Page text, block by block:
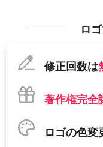
ロ
修正回数は
著作権完全
ロゴの色変